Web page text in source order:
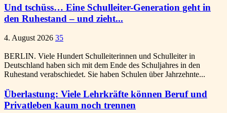
Und tschüss… Eine Schulleiter-Generation geht in
den Ruhestand – und zieht...
4. August 2026 35
BERLIN. Viele Hundert Schulleiterinnen und Schulleiter in
Deutschland haben sich mit dem Ende des Schuljahres in den
Ruhestand verabschiedet. Sie haben Schulen über Jahrzehnte...
Überlastung: Viele Lehrkräfte können Beruf und
Privatleben kaum noch trennen